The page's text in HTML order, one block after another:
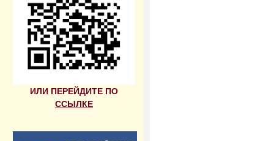
ИЛИ ПЕРЕЙДИТЕ ПО
ССЫЛКЕ